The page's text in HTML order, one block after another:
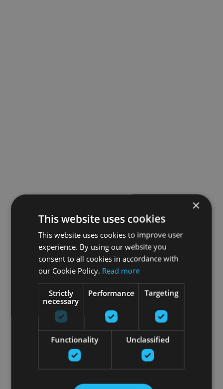
×
This website uses cookies
This website uses cookies to improve user
experience. By using our website you
consent to all cookies in accordance with
our Cookie Policy. Read more
Strictly
necessary
Performance Targeting
Functionality Unclassified